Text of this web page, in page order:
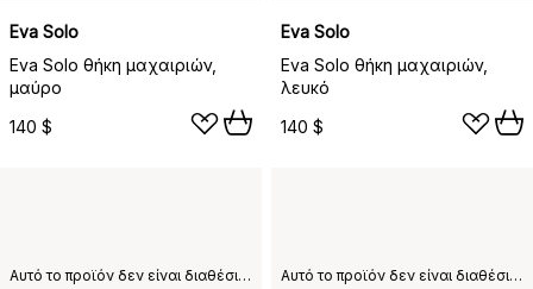
Eva Solo
Eva Solo θήκη μαχαιριών,
μαύρο
140 $
Eva Solo
Eva Solo θήκη μαχαιριών,
λευκό
140 $
Αυτό το προϊόν δεν είναι διαθέσιμο στη χώρα παράδοσης που έχετε επιλέξει. Αυτό το προϊόν δεν είναι διαθέσιμο στη χώρα παράδοσης που έχετε επιλέξει.